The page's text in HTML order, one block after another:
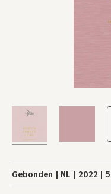
Gebonden NL 2022